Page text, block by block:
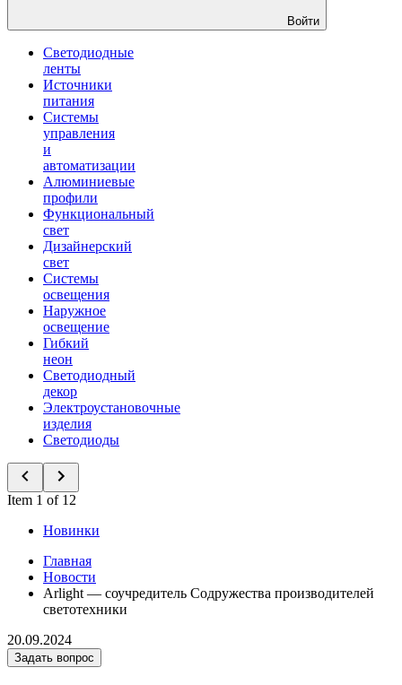
Войти
Светодиодные
ленты
Источники
питания
Системы
управления
и
автоматизации
Алюминиевые
профили
Функциональный
свет
Дизайнерский
свет
Системы
освещения
Наружное
освещение
Гибкий
неон
Светодиодный
декор
Электроустановочные
изделия
Светодиоды
Item 1 of 12
Новинки
Главная
Новости
Arlight — соучредитель Содружества производителей
светотехники
20.09.2024
Задать вопрос